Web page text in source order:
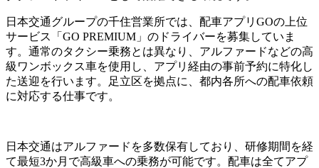
日本交通グループの千住営業所では、配車アプリGOの上位
サービス「GO PREMIUM」のドライバーを募集していま
す。通常のタクシー乗務とは異なり、アルファードなどの高
級ワンボックス車を使用し、アプリ経由の事前予約に特化し
た送迎を行います。足立区を拠点に、都内各所への配車依頼
に対応する仕事です。
日本交通はアルファードを多数保有しており、研修期間を経
て最短3か月で高級車への乗務が可能です。配車は全てアプ